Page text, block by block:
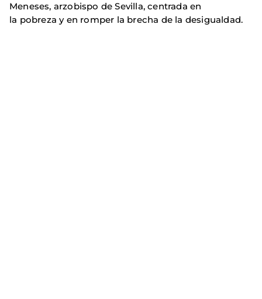
Meneses, arzobispo de Sevilla, centrada en
la pobreza y en romper la brecha de la desigualdad.